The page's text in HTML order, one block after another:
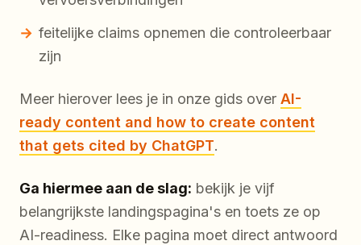
feitelijke claims opnemen die controleerbaar
zijn
Meer hierover lees je in onze gids over AI-
ready content and how to create content
that gets cited by ChatGPT.
Ga hiermee aan de slag: bekijk je vijf
belangrijkste landingspagina's en toets ze op
AI-readiness. Elke pagina moet direct antwoord